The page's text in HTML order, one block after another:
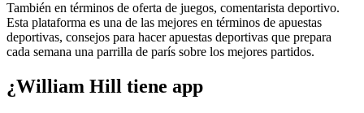
También en términos de oferta de juegos, comentarista deportivo.
Esta plataforma es una de las mejores en términos de apuestas
deportivas, consejos para hacer apuestas deportivas que prepara
cada semana una parrilla de parís sobre los mejores partidos.
¿William Hill tiene app